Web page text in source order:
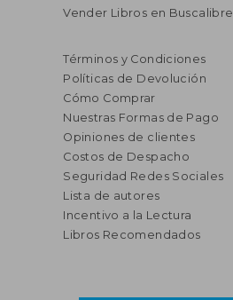
Vender Libros en Buscalibre
Términos y Condiciones
Políticas de Devolución
Cómo Comprar
Nuestras Formas de Pago
Opiniones de clientes
Costos de Despacho
Seguridad Redes Sociales
Lista de autores
Incentivo a la Lectura
Libros Recomendados